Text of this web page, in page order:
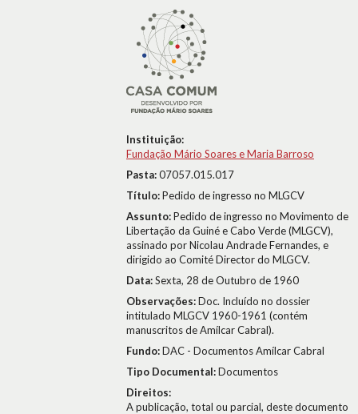
Instituição:
Fundação Mário Soares e Maria Barroso
Pasta:07057.015.017
Título:Pedido de ingresso no MLGCV
Assunto:Pedido de ingresso no Movimento de
Libertação da Guiné e Cabo Verde (MLGCV),
assinado por Nicolau Andrade Fernandes, e
dirigido ao Comité Director do MLGCV.
Data:Sexta, 28 de Outubro de 1960
Observações:Doc. Incluído no dossier
intitulado MLGCV 1960-1961 (contém
manuscritos de Amílcar Cabral).
Fundo:DAC - Documentos Amílcar Cabral
Tipo Documental:Documentos
Direitos:
A publicação, total ou parcial, deste documento